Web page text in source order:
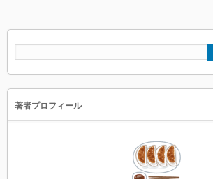
著者プロフィール